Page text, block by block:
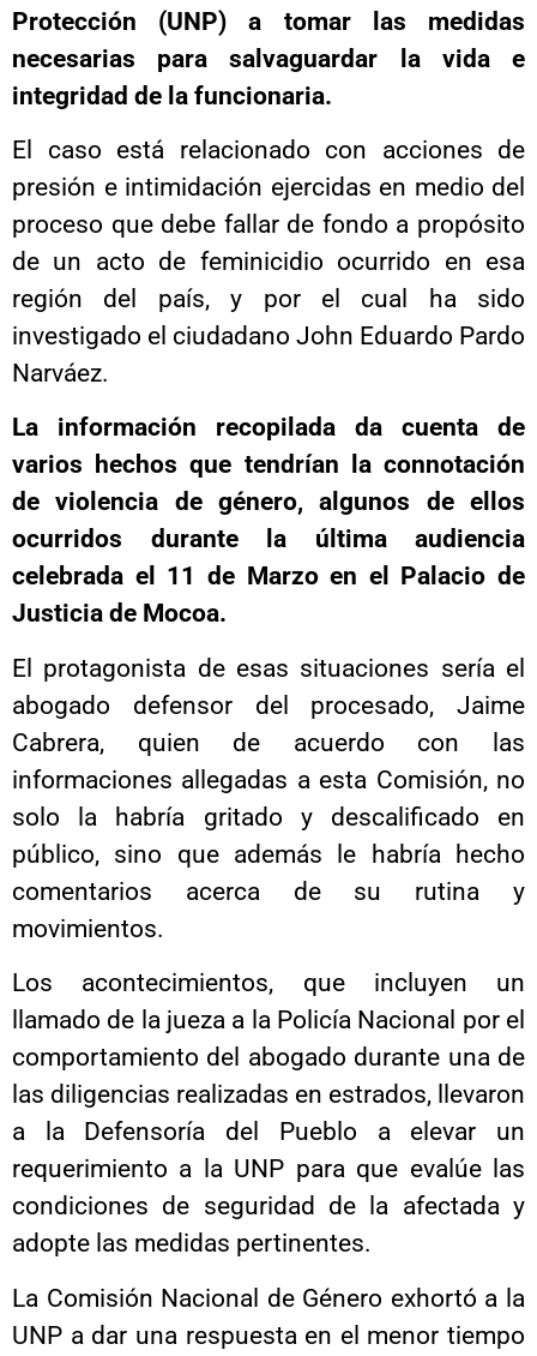
Protección (UNP) a tomar las medidas
necesarias para salvaguardar la vida e
integridad de la funcionaria.
El caso está relacionado con acciones de
presión e intimidación ejercidas en medio del
proceso que debe fallar de fondo a propósito
de un acto de feminicidio ocurrido en esa
región del país, y por el cual ha sido
investigado el ciudadano John Eduardo Pardo
Narváez.
La información recopilada da cuenta de
varios hechos que tendrían la connotación
de violencia de género, algunos de ellos
ocurridos durante la última audiencia
celebrada el 11 de Marzo en el Palacio de
Justicia de Mocoa.
El protagonista de esas situaciones sería el
abogado defensor del procesado, Jaime
Cabrera, quien de acuerdo con las
informaciones allegadas a esta Comisión, no
solo la habría gritado y descalificado en
público, sino que además le habría hecho
comentarios acerca de su rutina y
movimientos.
Los acontecimientos, que incluyen un
llamado de la jueza a la Policía Nacional por el
comportamiento del abogado durante una de
las diligencias realizadas en estrados, llevaron
a la Defensoría del Pueblo a elevar un
requerimiento a la UNP para que evalúe las
condiciones de seguridad de la afectada y
adopte las medidas pertinentes.
La Comisión Nacional de Género exhortó a la
UNP a dar una respuesta en el menor tiempo